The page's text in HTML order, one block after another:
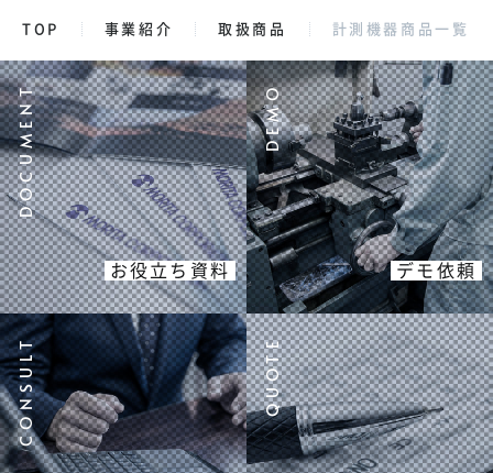
TOP 事業紹介 取扱商品 計測機器商品一覧
お役立ち資料 デモ依頼